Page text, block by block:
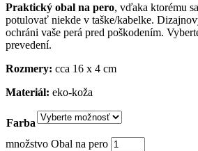
Praktický obal na pero, vďaka ktorému
potulovať niekde v taške/kabelke.
ochráni vaše perá pred poškodením.
prevedení.
Rozmery: cca 16 x 4 cm
Materiál: eko-koža
Farba
množstvo Obal na pero